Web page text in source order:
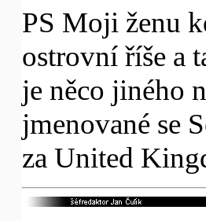
PS Moji ženu
ostrovní říše a
je něco jiného
jmenované se
za United